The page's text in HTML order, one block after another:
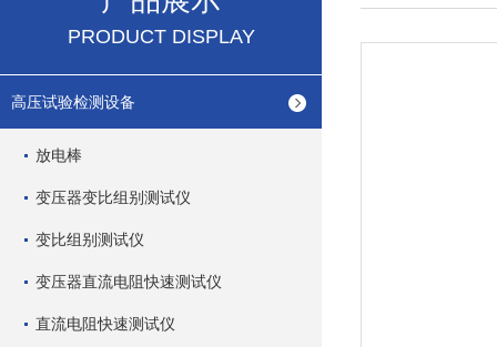
PRODUCT DISPLAY
高压试验检测设备
放电棒
变压器变比组别测试仪
变比组别测试仪
变压器直流电阻快速测试仪
直流电阻快速测试仪